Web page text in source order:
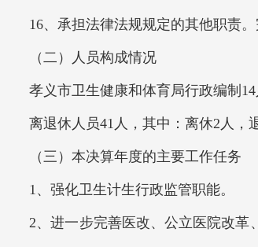
16、承担法律法规规定的其他职责。
（二）人员构成情况
孝义市卫生健康和体育局行政编制14
离退休人员41人，其中：离休2人，退
（三）本决算年度的主要工作任务
1、强化卫生计生行政监管职能。
2、进一步完善医改、公立医院改革